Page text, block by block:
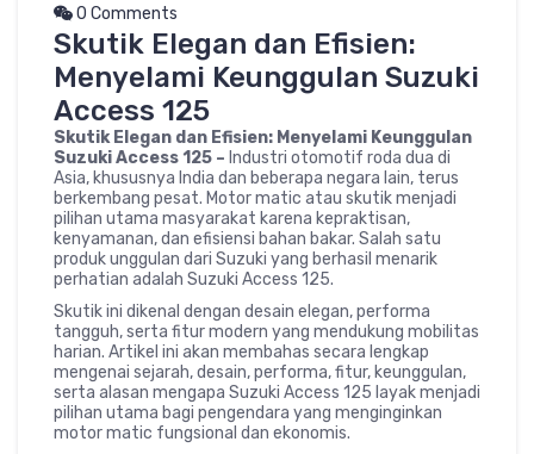
0 Comments
Skutik Elegan dan Efisien:
Menyelami Keunggulan Suzuki
Access 125
Skutik Elegan dan Efisien: Menyelami Keunggulan
Suzuki Access 125 – Industri otomotif roda dua di
Asia, khususnya India dan beberapa negara lain, terus
berkembang pesat. Motor matic atau skutik menjadi
pilihan utama masyarakat karena kepraktisan,
kenyamanan, dan efisiensi bahan bakar. Salah satu
produk unggulan dari Suzuki yang berhasil menarik
perhatian adalah Suzuki Access 125.
Skutik ini dikenal dengan desain elegan, performa
tangguh, serta fitur modern yang mendukung mobilitas
harian. Artikel ini akan membahas secara lengkap
mengenai sejarah, desain, performa, fitur, keunggulan,
serta alasan mengapa Suzuki Access 125 layak menjadi
pilihan utama bagi pengendara yang menginginkan
motor matic fungsional dan ekonomis.